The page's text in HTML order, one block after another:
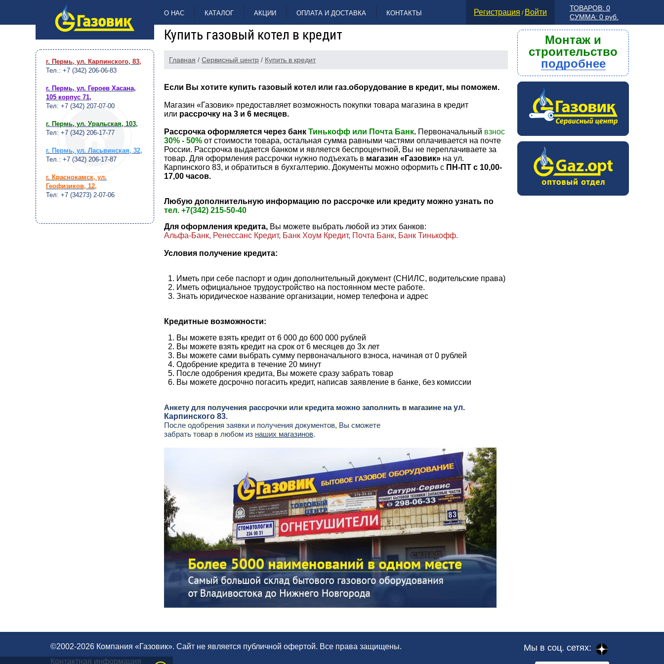
НАВЕРХ
О НАС КАТАЛОГ АКЦИИ ОПЛАТА И ДОСТАВКА КОНТАКТЫ
ТОВАРОВ: 0
СУММА: 0 руб.
Регистрация / Войти
Купить газовый котел в кредит
Главная / Сервисный центр / Купить в кредит
Если Вы хотите купить газовый котел или газ.оборудование в кредит, мы поможем.
Магазин «Газовик» предоставляет возможность покупки товара магазина в кредит
или рассрочку на 3 и 6 месяцев.
Рассрочка оформляется через банк Тинькофф или Почта Банк. Первоначальный взнос
30% - 50% от стоимости товара, остальная сумма равными частями оплачивается на почте
России. Рассрочка выдается банком и является беспроцентной, Вы не переплачиваете за
товар. Для оформления рассрочки нужно подъехать в магазин «Газовик» на ул.
Карпинского 83, и обратиться в бухгалтерию. Документы можно оформить с ПН-ПТ с 10,00-
17,00 часов.
Любую дополнительную информацию по рассрочке или кредиту можно узнать по
тел. +7(342) 215-50-40
Для оформления кредита, Вы можете выбрать любой из этих банков:
Альфа-Банк, Ренессанс Кредит, Банк Хоум Кредит, Почта Банк, Банк Тинькофф.
Условия получение кредита:
Иметь при себе паспорт и один дополнительный документ (СНИЛС, водительские права)
Иметь официальное трудоустройство на постоянном месте работе.
Знать юридическое название организации, номер телефона и адрес
Кредитные возможности:
Вы можете взять кредит от 6 000 до 600 000 рублей
Вы можете взять кредит на срок от 6 месяцев до 3х лет
Вы можете сами выбрать сумму первоначального взноса, начиная от 0 рублей
Одобрение кредита в течение 20 минут
После одобрения кредита, Вы можете сразу забрать товар
Вы можете досрочно погасить кредит, написав заявление в банке, без комиссии
Анкету для получения рассрочки или кредита можно заполнить в магазине наул.
Карпинского 83.
После одобрения заявки и получения документов, Вы сможете
забрать товар в любом из наших магазинов.
г. Пермь, ул. Карпинского, 83,
Тел.: +7 (342) 206-06-83
г. Пермь, ул. Героев Хасана,
105 корпус 71,
Тел: +7 (342) 207-07-00
г. Пермь, ул. Уральская, 103,
Тел: +7 (342) 206-17-77
г. Пермь, ул. Ласьвинская, 32,
Тел.: +7 (342) 206-17-87
г. Краснокамск, ул.
Геофизиков, 12,
Тел: +7 (34273) 2-07-06
Монтаж и
строительство
подробнее
©2002-2026 Компания «Газовик». Сайт не является публичной офертой. Все права защищены.
Контактная информация
Мы в соц. сетях: